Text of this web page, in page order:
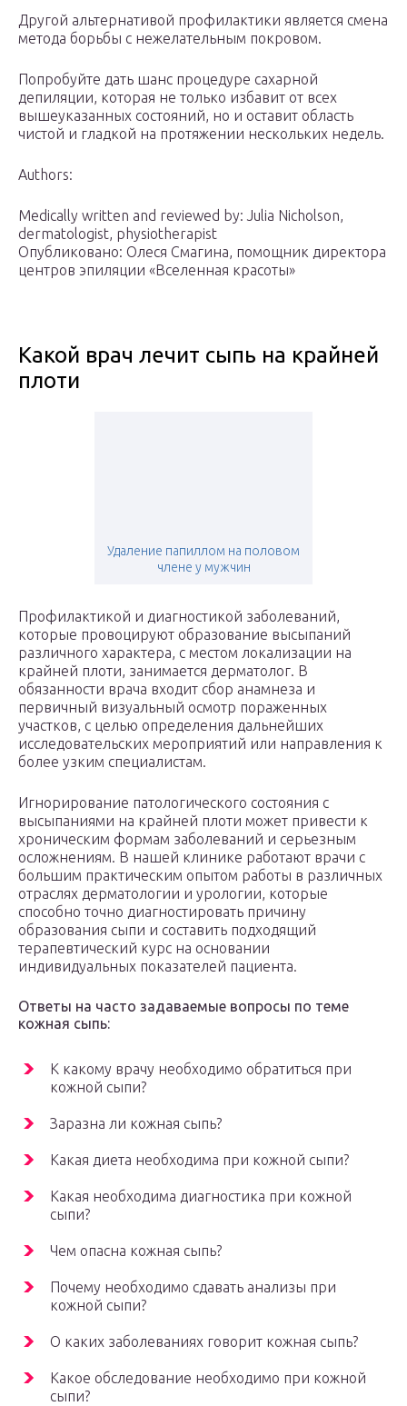
Другой альтернативой профилактики является смена
метода борьбы с нежелательным покровом.
Попробуйте дать шанс процедуре сахарной
депиляции, которая не только избавит от всех
вышеуказанных состояний, но и оставит область
чистой и гладкой на протяжении нескольких недель.
Authors:
Medically written and reviewed by: Julia Nicholson,
dermatologist, physiotherapist
Опубликовано: Олеся Смагина, помощник директора
центров эпиляции «Вселенная красоты»
Какой врач лечит сыпь на крайней
плоти
Удаление папиллом на половом
члене у мужчин
Профилактикой и диагностикой заболеваний,
которые провоцируют образование высыпаний
различного характера, с местом локализации на
крайней плоти, занимается дерматолог. В
обязанности врача входит сбор анамнеза и
первичный визуальный осмотр пораженных
участков, с целью определения дальнейших
исследовательских мероприятий или направления к
более узким специалистам.
Игнорирование патологического состояния с
высыпаниями на крайней плоти может привести к
хроническим формам заболеваний и серьезным
осложнениям. В нашей клинике работают врачи с
большим практическим опытом работы в различных
отраслях дерматологии и урологии, которые
способно точно диагностировать причину
образования сыпи и составить подходящий
терапевтический курс на основании
индивидуальных показателей пациента.
Ответы на часто задаваемые вопросы по теме
кожная сыпь:
К какому врачу необходимо обратиться при
кожной сыпи?
Заразна ли кожная сыпь?
Какая диета необходима при кожной сыпи?
Какая необходима диагностика при кожной
сыпи?
Чем опасна кожная сыпь?
Почему необходимо сдавать анализы при
кожной сыпи?
О каких заболеваниях говорит кожная сыпь?
Какое обследование необходимо при кожной
сыпи?